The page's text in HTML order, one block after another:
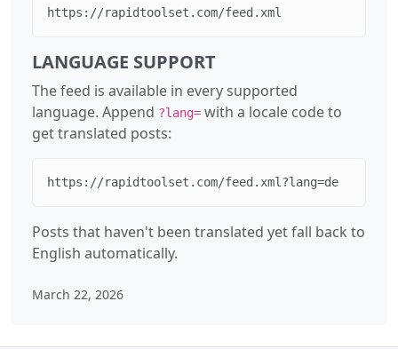
https://rapidtoolset.com/feed.xml
LANGUAGE SUPPORT
The feed is available in every supported
language. Append ?lang= with a locale code to
get translated posts:
https://rapidtoolset.com/feed.xml?lang=de
Posts that haven't been translated yet fall back to
English automatically.
March 22, 2026